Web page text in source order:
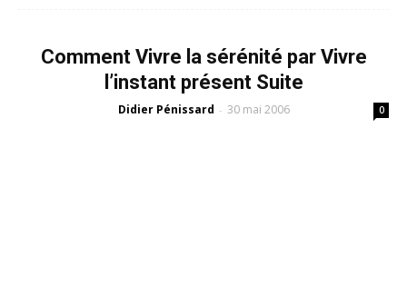
Comment Vivre la sérénité par Vivre
l’instant présent Suite
Didier Pénissard - 30 mai 2006 0